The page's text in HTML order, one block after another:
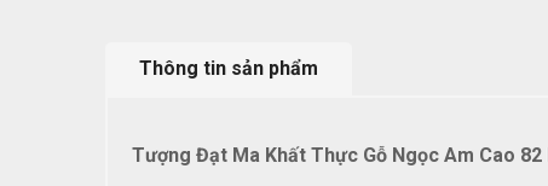
Thông tin sản phẩm
Tượng Đạt Ma Khất Thực Gỗ Ngọc Am Cao